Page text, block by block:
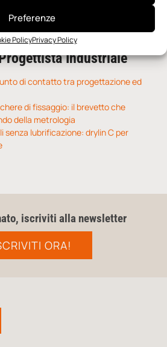
Preferenze
PolicyPrivacy Policy
applicazioni
Industriale
di contatto tra progettazione ed
di fissaggio: il brevetto che
della metrologia
senza lubrificazione: drylin C per
iscriviti alla newsletter
ORA!